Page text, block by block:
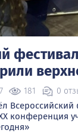
181 0
Всероссийский
конференция